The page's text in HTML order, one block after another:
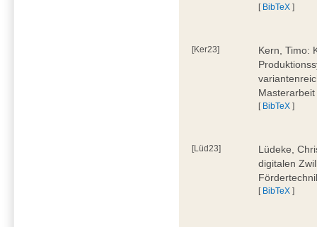
[ BibTeX ]
[Ker23]
Kern, Timo:
[ BibTeX ]
[Lüd23]
Lüdeke,
digitalen
[ BibTeX ]